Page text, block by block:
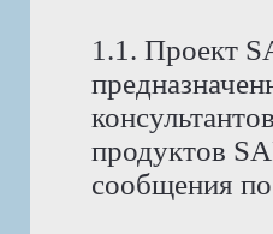
1.1. Проект
продуктов
сообщения